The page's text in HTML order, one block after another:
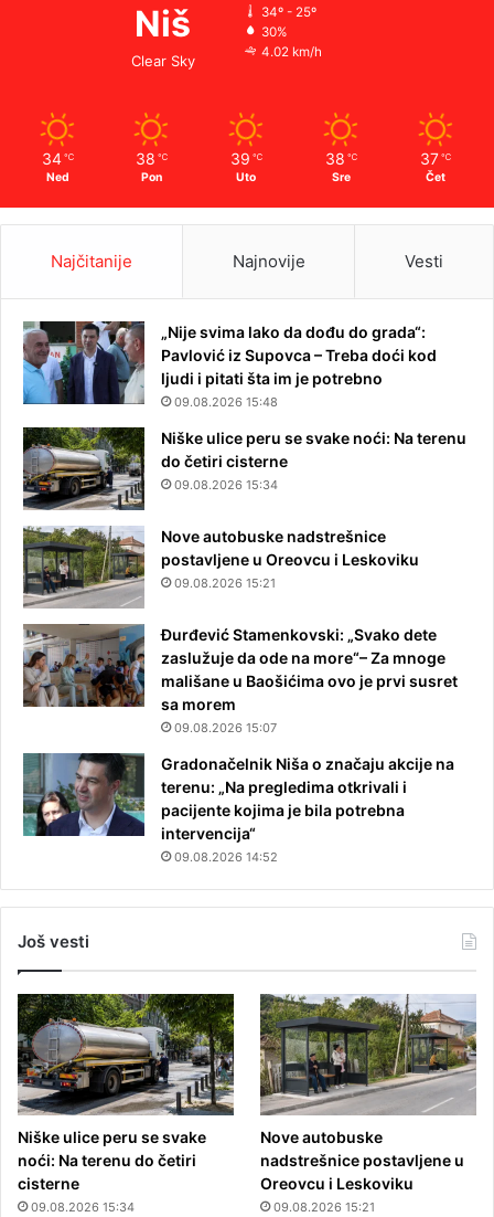
Niš
Clear Sky
34º - 25º
30%
4.02 km/h
34 ℃
Ned
38 ℃
Pon
39 ℃
Uto
38 ℃
Sre
37 ℃
Čet
Najčitanije Najnovije Vesti
„Nije svima lako da dođu do grada“:
Pavlović iz Supovca – Treba doći kod
ljudi i pitati šta im je potrebno
09.08.2026 15:48
Niške ulice peru se svake noći: Na terenu
do četiri cisterne
09.08.2026 15:34
Nove autobuske nadstrešnice
postavljene u Oreovcu i Leskoviku
09.08.2026 15:21
Đurđević Stamenkovski: „Svako dete
zaslužuje da ode na more“– Za mnoge
mališane u Baošićima ovo je prvi susret
sa morem
09.08.2026 15:07
Gradonačelnik Niša o značaju akcije na
terenu: „Na pregledima otkrivali i
pacijente kojima je bila potrebna
intervencija“
09.08.2026 14:52
Još vesti
Niške ulice peru se svake
noći: Na terenu do četiri
cisterne
09.08.2026 15:34
Nove autobuske
nadstrešnice postavljene u
Oreovcu i Leskoviku
09.08.2026 15:21